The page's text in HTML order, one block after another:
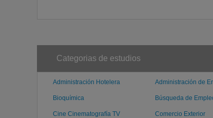
Categorias de estudios
Administración Hotelera Administración de
Bioquímica Búsqueda de
Cine Cinematografía TV
Comercio Exterior